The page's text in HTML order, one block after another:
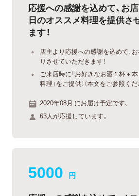
応援への感謝を込めて、お
日のオススメ料理を提供さ
ます！
店主より応援への感謝を込めて、
りさせていただきます！
ご来店時に「お好きなお酒１杯＋
料理」をご提供！（本文をご参照くだ
2020年08月 にお届け予定です。
63人が応援しています。
5000 円